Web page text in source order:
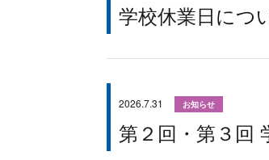
学校休業日につ
2026.7.31 お知らせ
第２回・第３回